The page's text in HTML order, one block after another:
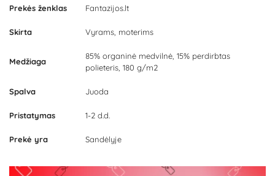
Prekės ženklas Fantazijos.lt
Skirta Vyrams, moterims
Medžiaga
85% organinė medvilnė, 15% perdirbtas
polieteris, 180 g/m2
Spalva Juoda
Pristatymas 1-2 d.d.
Prekė yra Sandėlyje